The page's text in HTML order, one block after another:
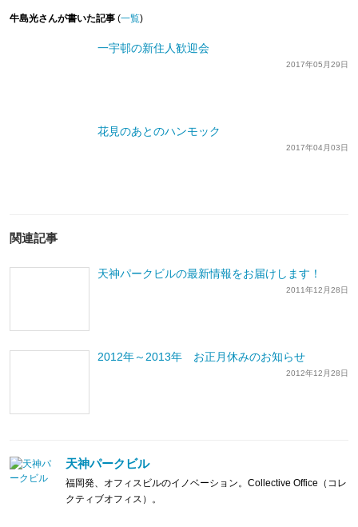
牛島光さんが書いた記事 (一覧)
一宇邨の新住人歓迎会
2017年05月29日
花見のあとのハンモック
2017年04月03日
関連記事
天神パークビルの最新情報をお届けします！
2011年12月28日
2012年～2013年 お正月休みのお知らせ
2012年12月28日
天神パークビル
福岡発、オフィスビルのイノベーション。Collective Office（コレ
クティブオフィス）。